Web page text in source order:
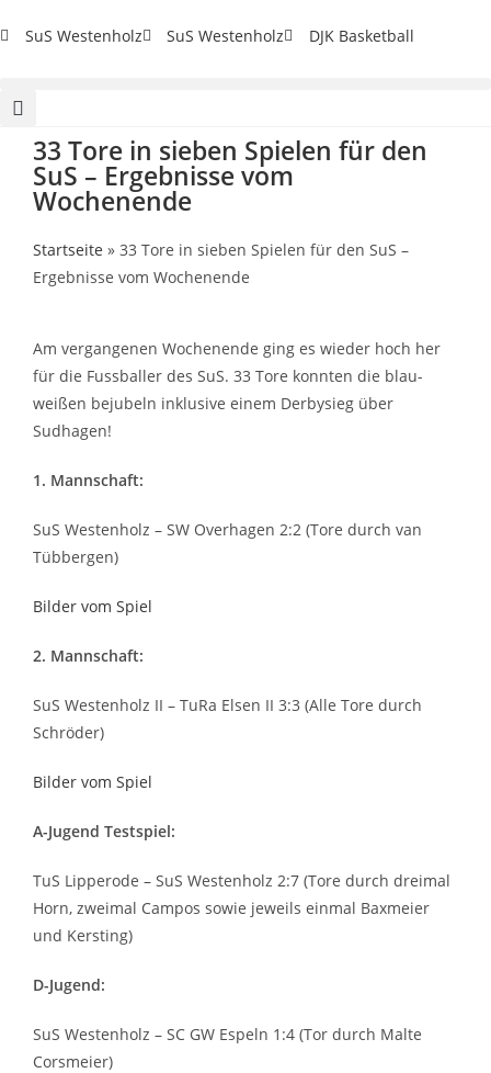
SuS Westenholz SuS Westenholz DJK Basketball
33 Tore in sieben Spielen für den
SuS – Ergebnisse vom
Wochenende
Startseite » 33 Tore in sieben Spielen für den SuS –
Ergebnisse vom Wochenende
Am vergangenen Wochenende ging es wieder hoch her
für die Fussballer des SuS. 33 Tore konnten die blau-
weißen bejubeln inklusive einem Derbysieg über
Sudhagen!
1. Mannschaft:
SuS Westenholz – SW Overhagen 2:2 (Tore durch van
Tübbergen)
Bilder vom Spiel
2. Mannschaft:
SuS Westenholz II – TuRa Elsen II 3:3 (Alle Tore durch
Schröder)
Bilder vom Spiel
A-Jugend Testspiel:
TuS Lipperode – SuS Westenholz 2:7 (Tore durch dreimal
Horn, zweimal Campos sowie jeweils einmal Baxmeier
und Kersting)
D-Jugend:
SuS Westenholz – SC GW Espeln 1:4 (Tor durch Malte
Corsmeier)